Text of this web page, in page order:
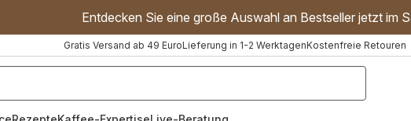
Entdecken Sie eine große Auswahl an Bestseller jetzt im
Gratis Versand ab 49 EuroLieferung in 1-2 WerktagenKostenfreie Retouren